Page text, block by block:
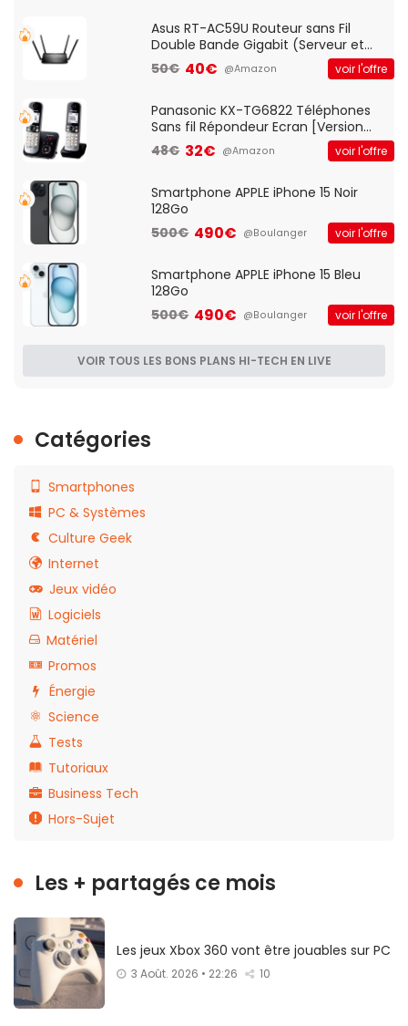
Asus RT-AC59U Routeur sans Fil
Double Bande Gigabit (Serveur et
Client VPN, Triple Vlan, Mode Point
d'accès et Bridge, contrôle Parental,
50€ 40€ @Amazon voir l'offre
Panasonic KX-TG6822 Téléphones
Sans fil Répondeur Ecran [Version
Française]
48€ 32€ @Amazon voir l'offre
Smartphone APPLE iPhone 15 Noir
128Go
500€ 490€ @Boulanger voir l'offre
Smartphone APPLE iPhone 15 Bleu
128Go
500€ 490€ @Boulanger voir l'offre
VOIR TOUS LES BONS PLANS HI-TECH EN LIVE
Catégories
Smartphones
PC & Systèmes
Culture Geek
Internet
Jeux vidéo
Logiciels
Matériel
Promos
Énergie
Science
Tests
Tutoriaux
Business Tech
Hors-Sujet
Les + partagés ce mois
Les jeux Xbox 360 vont être jouables sur PC
3 Août. 2026 • 22:26 10